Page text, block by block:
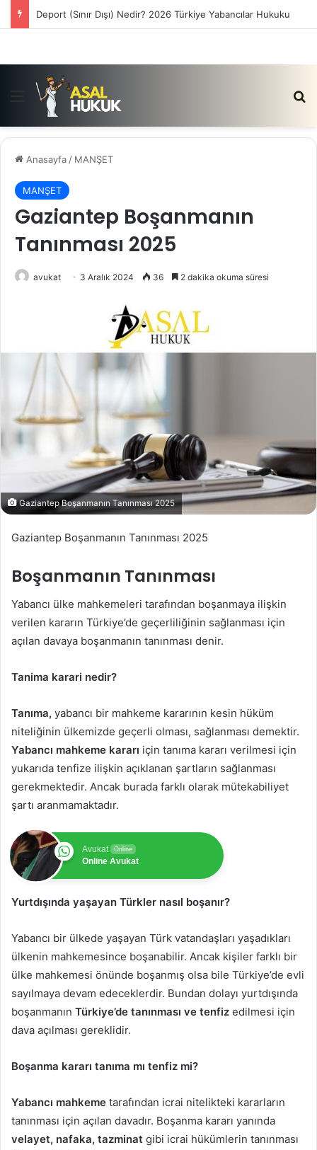
Deport (Sınır Dışı) Nedir? 2026 Türkiye Yabancılar Hukuku
Menü
Anasayfa / MANŞET
MANŞET
Gaziantep Boşanmanın
Tanınması 2025
avukat 3 Aralık 2024 36 2 dakika okuma süresi
Gaziantep Boşanmanın Tanınması 2025
Gaziantep Boşanmanın Tanınması 2025
Boşanmanın Tanınması
Yabancı ülke mahkemeleri tarafından boşanmaya ilişkin
verilen kararın Türkiye’de geçerliliğinin sağlanması için
açılan davaya boşanmanın tanınması denir.
Tanima karari nedir?
Tanıma, yabancı bir mahkeme kararının kesin hüküm
niteliğinin ülkemizde geçerli olması, sağlanması demektir.
Yabancı mahkeme kararı için tanıma kararı verilmesi için
yukarıda tenfize ilişkin açıklanan şartların sağlanması
gerekmektedir. Ancak burada farklı olarak mütekabiliyet
şartı aranmamaktadır.
Avukat Online
Online Avukat
Yurtdışında yaşayan Türkler nasıl boşanır?
Yabancı bir ülkede yaşayan Türk vatandaşları yaşadıkları
ülkenin mahkemesince boşanabilir. Ancak kişiler farklı bir
ülke mahkemesi önünde boşanmış olsa bile Türkiye’de evli
sayılmaya devam edeceklerdir. Bundan dolayı yurtdışında
boşanmanın Türkiye’de tanınması ve tenfiz edilmesi için
dava açılması gereklidir.
Boşanma kararı tanıma mı tenfiz mi?
Yabancı mahkeme tarafından icrai nitelikteki kararların
tanınması için açılan davadır. Boşanma kararı yanında
velayet, nafaka, tazminat gibi icrai hükümlerin tanınması